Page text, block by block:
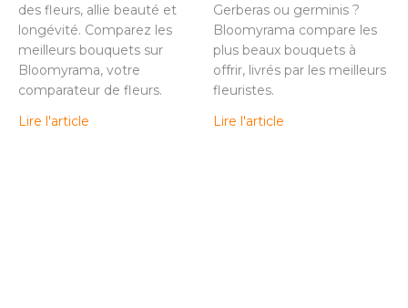
des fleurs, allie beauté et
longévité. Comparez les
meilleurs bouquets sur
Bloomyrama, votre
comparateur de fleurs.
Lire l'article
Gerberas ou germinis ?
Bloomyrama compare les
plus beaux bouquets à
offrir, livrés par les meilleurs
fleuristes.
Lire l'article